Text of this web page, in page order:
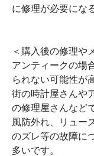
に修理が必要にな
＜購入後の修理や
アンティークの場
られない可能性が
街の時計屋さんや
の修理屋さんなど
風防外れ、リュー
のズレ等の故障に
多いです。